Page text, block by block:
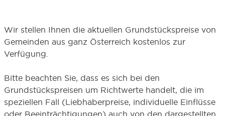
Wir stellen Ihnen die aktuellen Grundstückspreise von
Gemeinden aus ganz Österreich kostenlos zur
Verfügung.
Bitte beachten Sie, dass es sich bei den
Grundstückspreisen um Richtwerte handelt, die im
speziellen Fall (Liebhaberpreise, individuelle Einflüsse
oder Beeinträchtigungen) auch von den dargestellten